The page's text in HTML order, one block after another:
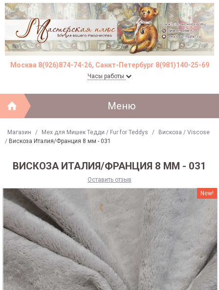
Москва 8(926)874-74-26, Санкт-Петербург 8(981)140-25-69
Часы работы
Меню
Магазин / Мех для Мишек Тедди / Fur for Teddys /
Вискоза / Viscose
/ Вискоза Италия/Франция 8 мм - 031
ВИСКОЗА ИТАЛИЯ/ФРАНЦИЯ 8 ММ - 031
Оставить отзыв
New!